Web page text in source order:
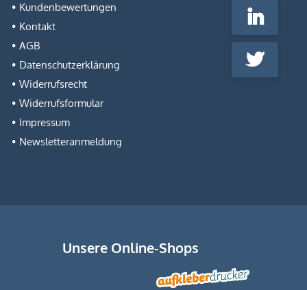
Kundenbewertungen
Kontakt
AGB
Datenschutzerklärung
Widerrufsrecht
Widerrufsformular
Impressum
Newsletteranmeldung
LinkedIn
Twitter
Unsere Online-Shops